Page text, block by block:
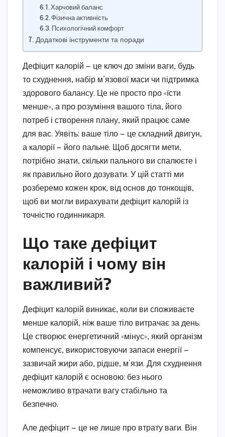
Харчовий баланс
Фізична активність
Психологічний комфорт
Додаткові інструменти та поради
Дефіцит калорій — це ключ до зміни ваги, будь
то схуднення, набір м’язової маси чи підтримка
здорового балансу. Це не просто про «їсти
менше», а про розуміння вашого тіла, його
потреб і створення плану, який працює саме
для вас. Уявіть: ваше тіло — це складний двигун,
а калорії — його пальне. Щоб досягти мети,
потрібно знати, скільки пального ви спалюєте і
як правильно його дозувати. У цій статті ми
розберемо кожен крок, від основ до тонкощів,
щоб ви могли вирахувати дефіцит калорій із
точністю годинникаря.
Що таке дефіцит
калорій і чому він
важливий?
Дефіцит калорій виникає, коли ви споживаєте
менше калорій, ніж ваше тіло витрачає за день.
Це створює енергетичний «мінус», який організм
компенсує, використовуючи запаси енергії —
зазвичай жири або, рідше, м’язи. Для схуднення
дефіцит калорій є основою: без нього
неможливо втрачати вагу стабільно та
безпечно.
Але дефіцит — це не лише про втрату ваги. Він